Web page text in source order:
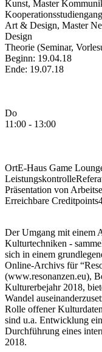
Kunst, Master
Art & Design, Master
Design
Theorie (Seminar,
Beginn: 19.04.18
Ende: 19.07.18
Do
11:00 - 13:00
OrtE-Haus Game
Leistungskontrolle
Präsentation von
Erreichbare Creditpoints
Der Umgang mit einem
Kulturtechniken -
sich in einem
Online-Archivs für
(www.resonanzen.eu),
Kulturerbejahr 2018,
Wandel
Rolle offener
sind u.a. Entwicklung
Durchführung eines
2018.